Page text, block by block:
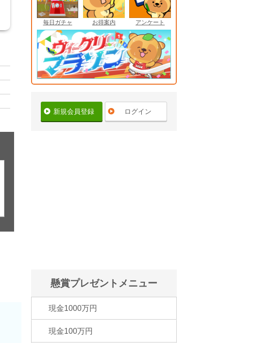
毎日ガチャ お得案内 アンケート
新規会員登録 ログイン
懸賞プレゼントメニュー
現金1000万円
現金100万円